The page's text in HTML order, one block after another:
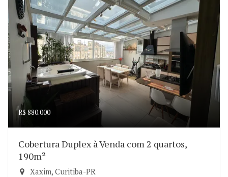
R$ 880.000
Cobertura Duplex à Venda com 2 quartos,
190m²
Xaxim, Curitiba-PR